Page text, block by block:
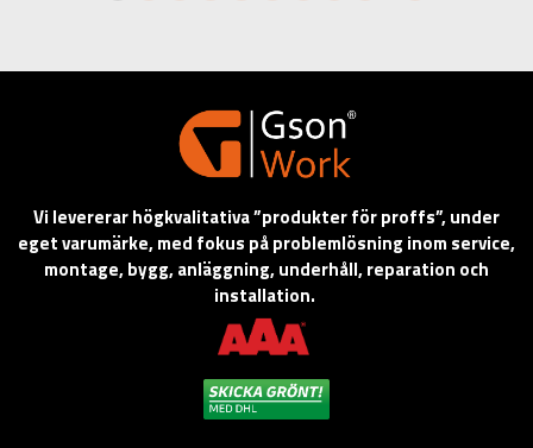
Vi levererar högkvalitativa ”produkter för proffs”, under
eget varumärke, med fokus på problemlösning inom service,
montage, bygg, anläggning, underhåll, reparation och
installation.